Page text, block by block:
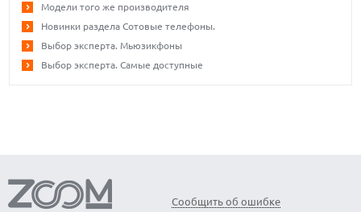
Модели того же производителя
Новинки раздела Сотовые телефоны.
Выбор эксперта. Мьюзикфоны
Выбор эксперта. Самые доступные
Сообщить об ошибке